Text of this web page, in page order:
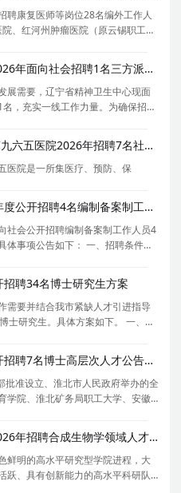
聘康复医师等岗位28名编外工作人
、红河州肿瘤医院（原云锡职工医
国医学科学院肿瘤医院肿瘤研究
医学中心红
辽宁省精神卫生中心开原院区2026年面向社会招聘1名三方派遣制麻醉医师公告
展需要，辽宁省精神卫生中心现面
，充实一线工作力量。为确保招聘
下： 一、招聘岗位及薪酬待遇 本
位为：麻
中国人民解放军联勤保障部队第九六五医院2026年招聘7名社会用工人员公告（第二季度）
医院是一所集医疗、预防、保
陕西省安康市妇幼保健院2026年度公开招聘4名编制备案制工作人员公告
社会公开招聘编制备案制工作人员4
体事项公告如下： 一、招聘条件
籍，拥护中国共产党的领导和社
院规章制度
聘34名博士研究生方案
需要并结合我市紧缺人才引进指导
士研究生。具体方案如下。 一、招
位及要求 序号 院系 招聘岗位 人数
造工
淮北职业技术学院2026年度公开招聘7名博士高层次人才公告（第二批）
准设立、淮北市人民政府举办的全
学院、淮北矿务局职工大学、安徽
学校合并组建， 2023 年 8 月淮北
职院校、
扬州大学生物科学与技术学院2026年招聘合成生物学领域人才公告
鲜明的高水平研究型学院进程，大
跃、具有创新能力的高水平科研队
秀人才来我院施展才华，共谋发